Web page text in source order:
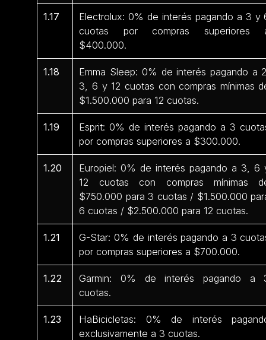
1.17
Electrolux: 0% de interés pagando a 3 y
cuotas por compras superiores
$400.000.
1.18
Emma Sleep: 0% de interés pagando a
3, 6 y 12 cuotas con compras mínimas
$1.500.000 para 12 cuotas.
1.19
Esprit: 0% de interés pagando a 3
por compras superiores a $300.000.
1.20
Europiel: 0% de interés pagando a 3, 6
12 cuotas con compras mínimas
$750.000 para 3 cuotas / $1.500.000
6 cuotas / $2.500.000 para 12 cuotas.
1.21
G-Star: 0% de interés pagando a 3
por compras superiores a $700.000.
1.22
Garmin: 0% de interés pagando a
cuotas.
1.23
HaBicicletas: 0% de interés
exclusivamente a 3 cuotas.